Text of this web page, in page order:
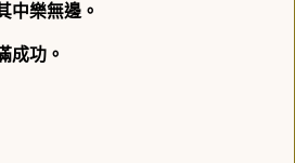
中樂無邊。
成功。